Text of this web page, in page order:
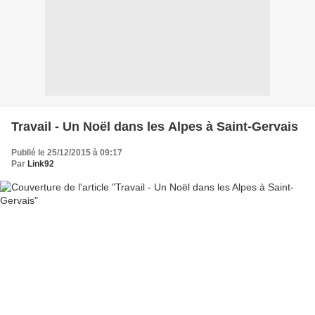
Travail - Un Noël dans les Alpes à Saint-Gervais
Publié le 25/12/2015 à 09:17
Par Link92